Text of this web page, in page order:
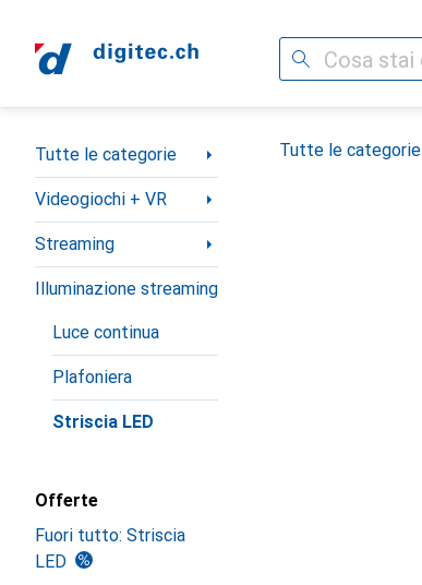
Cerca
Categoria Navigazione
Tutte le categorie
Videogiochi + VR
Streaming
Illuminazione streaming
Luce continua
Plafoniera
Striscia LED
Offerte
Fuori tutto: Striscia
LED
Tutte le categorie